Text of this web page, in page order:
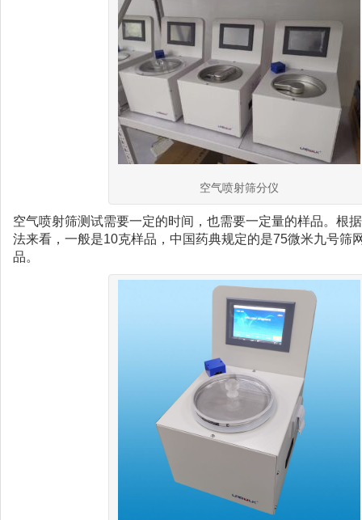
空气喷射筛分仪
空气喷射筛测试需要一定的时间，也需要一定量的样品。根
法来看，一般是10克样品，中国药典规定的是75微米九号筛
品。